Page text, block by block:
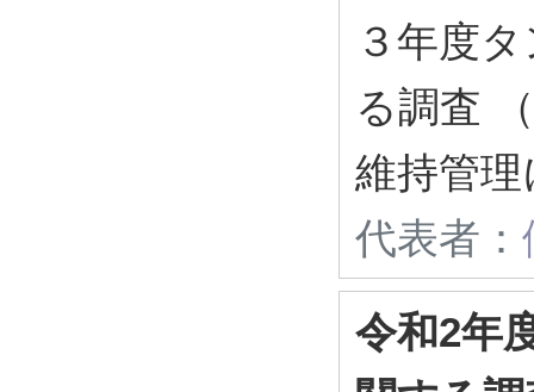
３年度
る調査
維持管
代表者：
令和2年